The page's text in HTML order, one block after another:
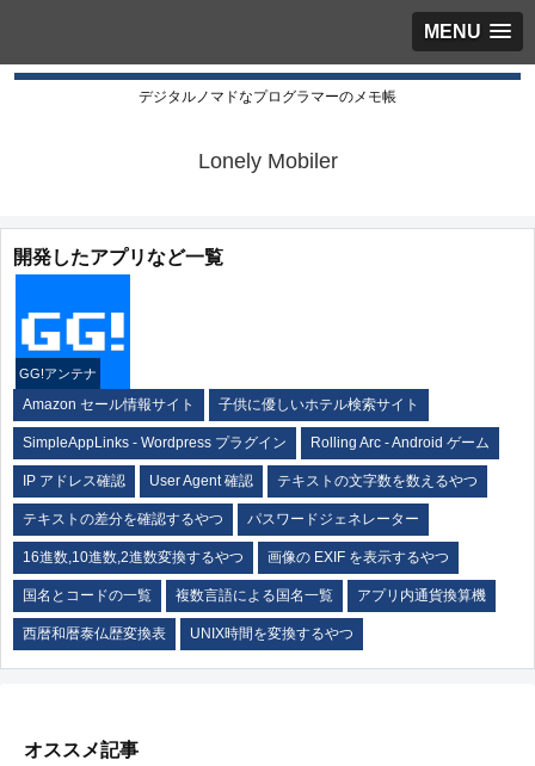
MENU
デジタルノマドなプログラマーのメモ帳
Lonely Mobiler
開発したアプリなど一覧
GG!アンテナ
Amazon セール情報サイト 子供に優しいホテル検索サイト
SimpleAppLinks - Wordpress プラグイン Rolling Arc - Android ゲーム
IP アドレス確認 User Agent 確認 テキストの文字数を数えるやつ
テキストの差分を確認するやつ パスワードジェネレーター
16進数,10進数,2進数変換するやつ 画像の EXIF を表示するやつ
国名とコードの一覧 複数言語による国名一覧 アプリ内通貨換算機
西暦和暦泰仏歴変換表 UNIX時間を変換するやつ
オススメ記事